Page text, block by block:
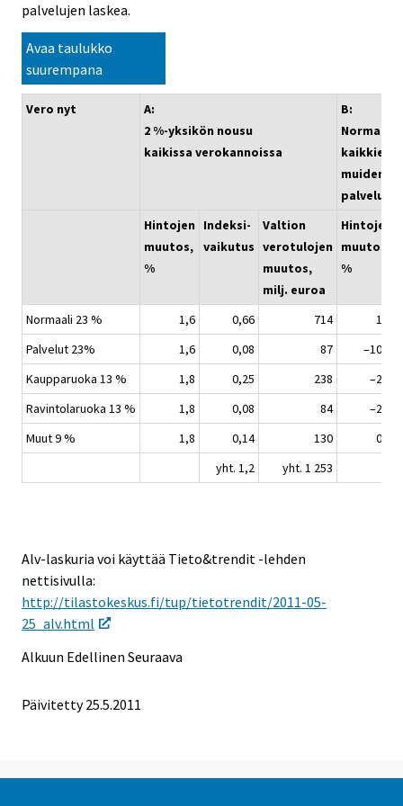
palvelujen laskea.
Avaa taulukko
suurempana
Vero nyt
A:
2 %-yksikön nousu
kaikissa verokannoissa
B:
Normaali
kaikkien
muiden
Hintojen
muutos,
%
Indeksi-
vaikutus
Valtion
verotulojen
muutos,
milj. euroa
Hintojen
muutos,
%
Normaali 23 % 1,6 0,66 714
1,6
Palvelut 23%
1,6 0,08 87
–10,6
Kaupparuoka 13 %
1,8 0,25 238
–2,7
Ravintolaruoka 13 %
1,8 0,08 84
–2,7
Muut 9 %
1,8 0,14 130
0,9
yht. 1,2
yht. 1 253
Alv-laskuria voi käyttää Tieto&trendit -lehden
nettisivulla:
http://tilastokeskus.fi/tup/tietotrendit/2011-05-
25_alv.html
Alkuun Edellinen Seuraava
Päivitetty 25.5.2011